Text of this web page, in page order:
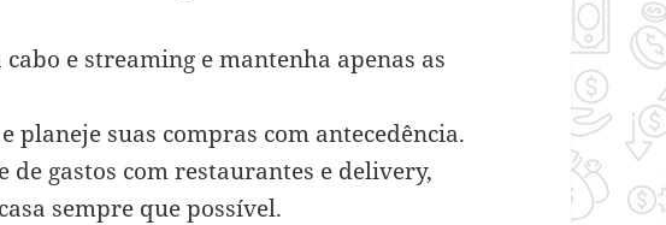
e streaming e mantenha apenas as
planeje suas compras com antecedência.
de gastos com restaurantes e delivery,
sempre que possível.